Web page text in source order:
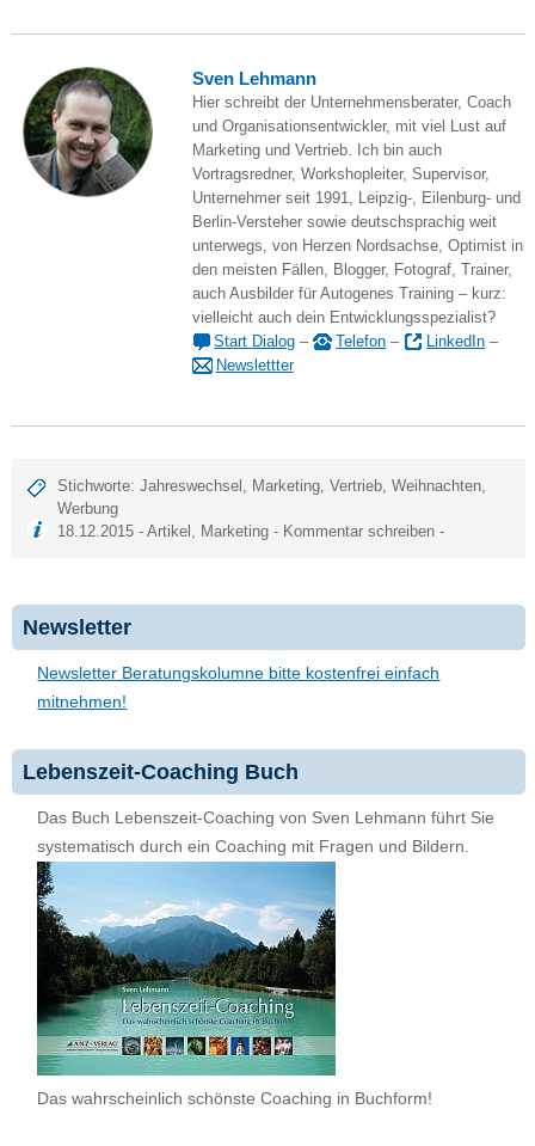
Sven Lehmann
Hier schreibt der Unternehmensberater, Coach
und Organisationsentwickler, mit viel Lust auf
Marketing und Vertrieb. Ich bin auch
Vortragsredner, Workshopleiter, Supervisor,
Unternehmer seit 1991, Leipzig-, Eilenburg- und
Berlin-Versteher sowie deutschsprachig weit
unterwegs, von Herzen Nordsachse, Optimist in
den meisten Fällen, Blogger, Fotograf, Trainer,
auch Ausbilder für Autogenes Training – kurz:
vielleicht auch dein Entwicklungsspezialist?
Start Dialog – Telefon – LinkedIn –
Newslettter
Stichworte:Jahreswechsel Marketing ,Vertrieb ,Weihnachten
Werbung
18.12.2015 -Artikel Marketing - Kommentar schreiben -
Newsletter
Newsletter Beratungskolumne bitte kostenfrei einfach
mitnehmen!
Lebenszeit-Coaching Buch
Das Buch Lebenszeit-Coaching von Sven Lehmann führt Sie
systematisch durch ein Coaching mit Fragen und Bildern.
Das wahrscheinlich schönste Coaching in Buchform!